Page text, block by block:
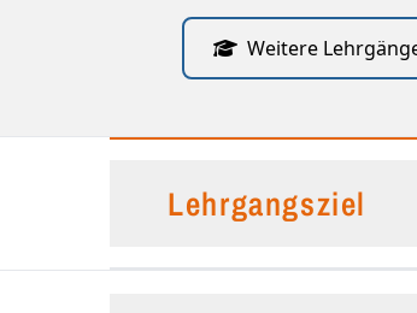
Weitere
Lehrgangsziel